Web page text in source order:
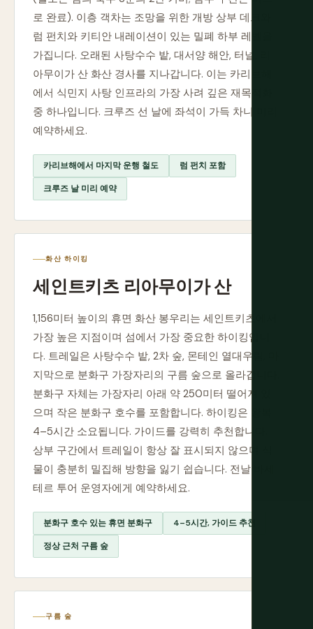
로 완료). 이층 객차는 조망을 위한 개방 상부 데크와
럼 펀치와 키티안 내레이션이 있는 밀폐 하부 레벨을
가집니다. 오래된 사탕수수 밭, 대서양 해안, 터널, 리
아무이가 산 화산 경사를 지나갑니다. 이는 카리브해
에서 식민지 사탕 인프라의 가장 사려 깊은 재목적화
중 하나입니다. 크루즈 선 날에 좌석이 가득 차니 미리
예약하세요.
카리브해에서 마지막 운행 철도 럼 펀치 포함
크루즈 날 미리 예약
화산 하이킹
세인트키츠 리아무이가 산
1,156미터 높이의 휴면 화산 봉우리는 세인트키츠에서
가장 높은 지점이며 섬에서 가장 중요한 하이킹입니
다. 트레일은 사탕수수 밭, 2차 숲, 몬테인 열대우림, 마
지막으로 분화구 가장자리의 구름 숲으로 올라갑니다.
분화구 자체는 가장자리 아래 약 250미터 떨어져 있
으며 작은 분화구 호수를 포함합니다. 하이킹은 왕복
4–5시간 소요됩니다. 가이드를 강력히 추천합니다.
상부 구간에서 트레일이 항상 잘 표시되지 않으며 식
물이 충분히 밀집해 방향을 잃기 쉽습니다. 전날 바세
테르 투어 운영자에게 예약하세요.
분화구 호수 있는 휴면 분화구 4–5시간, 가이드 추천
정상 근처 구름 숲
구름 숲